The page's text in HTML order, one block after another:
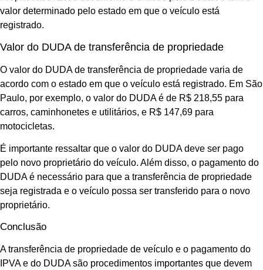
valor determinado pelo estado em que o veículo está
registrado.
Valor do DUDA de transferência de propriedade
O valor do DUDA de transferência de propriedade varia de
acordo com o estado em que o veículo está registrado. Em São
Paulo, por exemplo, o valor do DUDA é de R$ 218,55 para
carros, caminhonetes e utilitários, e R$ 147,69 para
motocicletas.
É importante ressaltar que o valor do DUDA deve ser pago
pelo novo proprietário do veículo. Além disso, o pagamento do
DUDA é necessário para que a transferência de propriedade
seja registrada e o veículo possa ser transferido para o novo
proprietário.
Conclusão
A transferência de propriedade de veículo e o pagamento do
IPVA e do DUDA são procedimentos importantes que devem